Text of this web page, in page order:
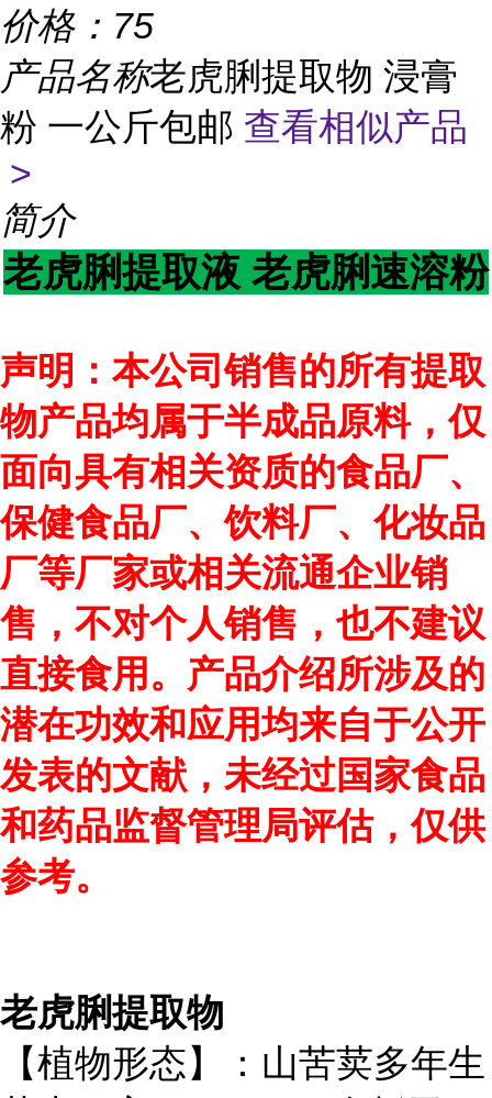
价格： 75
产品名称老虎脷提取物 浸膏
粉 一公斤包邮 查看相似产品
>
简介
老虎脷提取液 老虎脷速溶粉
声明：本公司销售的所有提取
物产品均属于半成品原料，仅
面向具有相关资质的食品厂、
保健食品厂、饮料厂、化妆品
厂等厂家或相关流通企业销
售，不对个人销售，也不建议
直接食用。产品介绍所涉及的
潜在功效和应用均来自于公开
发表的文献，未经过国家食品
和药品监督管理局评估，仅供
参考。
老虎脷提取物
【植物形态】：山苦荬多年生